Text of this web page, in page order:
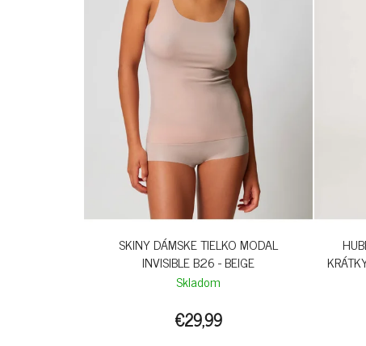
SKINY DÁMSKE TIELKO MODAL
INVISIBLE B26 - BEIGE
Skladom
€29,99